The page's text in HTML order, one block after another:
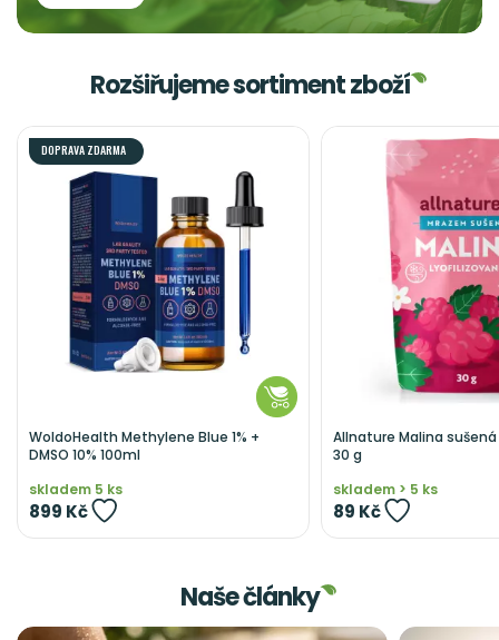
Rozšiřujeme sortiment zboží
DOPRAVA ZDARMA
WoldoHealth Methylene Blue 1% +
DMSO 10% 100ml
skladem 5 ks
899 Kč
Allnature Malina
30 g
skladem > 5 ks
89 Kč
DO
Naše články